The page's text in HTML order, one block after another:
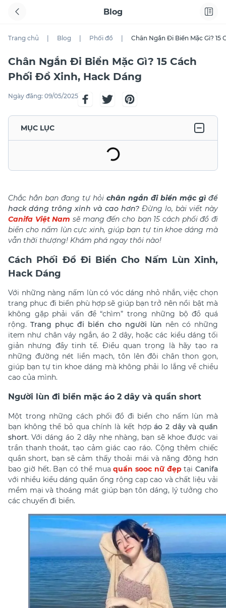
Blog
Trang chủ Blog Phối đồ Chân Ngắn Đi Biển Mặc Gì?
Chân Ngắn Đi Biển Mặc Gì? 15 Cách
Phối Đồ Xinh, Hack Dáng
Ngày đăng: 09/05/2025
MỤC LỤC
Chắc hẳn bạn đang tự hỏi chân ngắn đi biển mặc gì để
hack dáng trông xinh và cao hơn? Đừng lo, bài viết này
Canifa Việt Nam sẽ mang đến cho bạn 15 cách phối đồ đi
biển cho nấm lùn cực xinh, giúp bạn tự tin khoe dáng mà
vẫn thời thượng! Khám phá ngay thôi nào!
Cách Phối Đồ Đi Biển Cho Nấm Lùn Xinh,
Hack Dáng
Với những nàng nấm lùn có vóc dáng nhỏ nhắn, việc chọn
trang phục đi biển phù hợp sẽ giúp bạn trở nên nổi bật mà
không gặp phải vấn đề “chìm” trong những bộ đồ quá
rộng. Trang phục đi biển cho người lùn nên có những
item như chân váy ngắn, áo 2 dây, hoặc các kiểu dáng tối
giản nhưng đầy tinh tế. Điều quan trọng là hãy tạo ra
những đường nét liền mạch, tôn lên đôi chân thon gọn,
giúp bạn tự tin khoe dáng mà không phải lo lắng về chiều
cao của mình.
Người lùn đi biển mặc áo 2 dây và quần short
Một trong những cách phối đồ đi biển cho nấm lùn mà
bạn không thể bỏ qua chính là kết hợpáo 2 dây và quần
short. Với dáng áo 2 dây nhẹ nhàng, bạn sẽ khoe được vai
trần thanh thoát, tạo cảm giác cao ráo. Cộng thêm chiếc
quần short, bạn sẽ cảm thấy thoải mái và năng động hơn
bao giờ hết. Bạn có thể muaquần sooc nữ đẹptại Canifa
với nhiều kiểu dáng quần ống rộng cạp cao và chất liệu vải
mềm mại và thoáng mát giúp bạn tôn dáng, lý tưởng cho
các chuyến đi biển.